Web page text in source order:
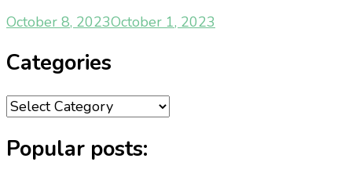
October 8, 2023October 1, 2023
Categories
Categories
Popular posts: